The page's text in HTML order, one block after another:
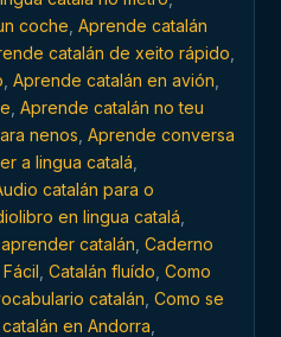
coche Aprende catalán
catalán de xeito rápido
Aprende catalán en avión
Aprende catalán no teu
nenos Aprende conversa
a lingua catalá
catalán para o
en lingua catalá
catalán Caderno
Catalán fluído Como
catalán Como se
en Andorra